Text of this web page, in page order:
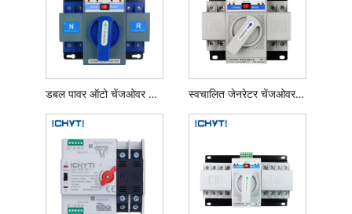
डबल पावर ऑटो चेंजओवर स्विच स्वचालित जेनरेटर चेंजओवर स्विच